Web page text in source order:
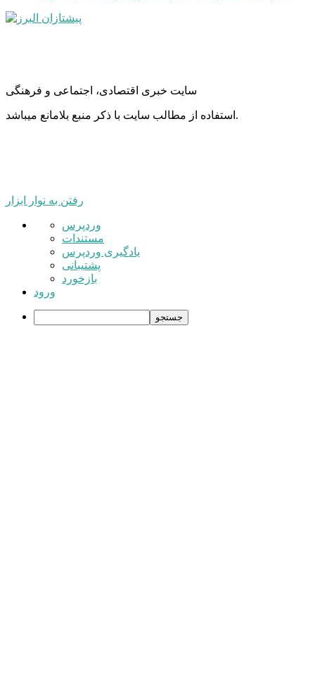
سایت خبری اقتصادی، اجتماعی و فرهنگی
استفاده از مطالب سایت با ذکر منبع بلامانع میباشد.
رفتن به نوار ابزار
درباره
وردپرس
وردپرس
مستندات
یادگیری وردپرس
پشتیبانی
بازخورد
ورود
جستجو